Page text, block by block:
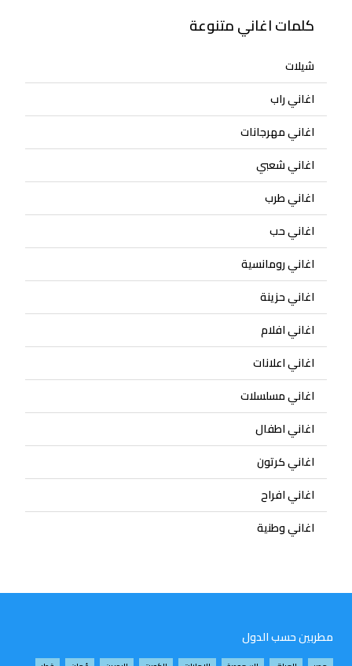
كلمات اغاني متنوعة
شيلات
اغاني راب
اغاني مهرجانات
اغاني شعبي
اغاني طرب
اغاني حب
اغاني رومانسية
اغاني حزينة
اغاني افلام
اغاني اعلانات
اغاني مسلسلات
اغاني اطفال
اغاني كرتون
اغاني افراح
اغاني وطنية
مطربين حسب الدول